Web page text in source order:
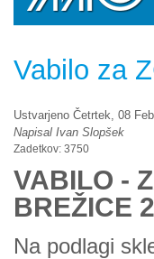
Vabilo za
Ustvarjeno Četrtek, 08
Napisal Ivan Slopšek
Zadetkov: 3750
VABILO -
BREŽICE
Na podlagi